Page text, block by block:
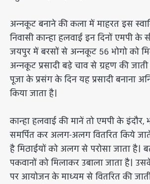
अन्नकूट बनाने की कला में माहरत इस
निवासी कान्हा हलवाई इन दिनों एमपी के
जयपुर में बरसों से अन्नकूट 56 भोगो को
अन्नकूट प्रसादी बड़े चाव से ग्रहण की
पूजा के प्रसंग के दिन यह प्रसादी बनाना
किया जाता है।
कान्हा हलवाई की मानें तो एमपी के
समर्पित कर अलग-अलग वितरित किये
है मिठाईयों को अलग से परोसा जाता है।
पकवानों को मिलाकर उबाला जाता है।
पर आयोजन के माध्यम से वितरित की